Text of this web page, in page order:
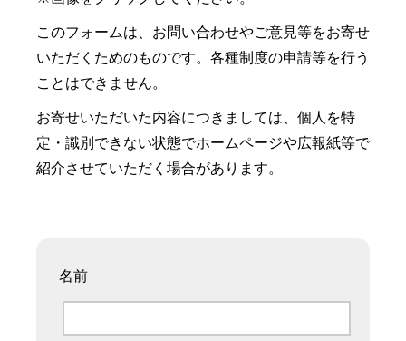
このフォームは、お問い合わせやご意見等をお寄せ
いただくためのものです。各種制度の申請等を行う
ことはできません。
お寄せいただいた内容につきましては、個人を特
定・識別できない状態でホームページや広報紙等で
紹介させていただく場合があります。
名前